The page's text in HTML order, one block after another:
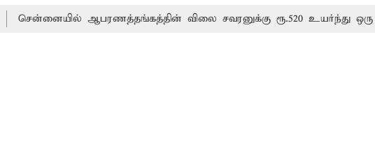
ஆபரணத்தங்கத்தின் விலை சவரனுக்கு ரூ.520 உயர்ந்து ஒரு சவரன்